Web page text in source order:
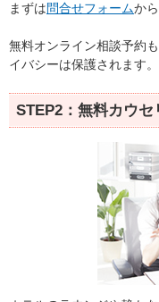
まずは問合せフォームか
無料オンライン相談予約
イバシーは保護されます。
STEP2：無料カウ